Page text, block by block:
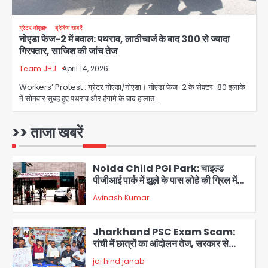
ग्रेटर नोएडा ब्रेकिंग खबरें
नोएडा फेज-2 में बवाल: पथराव, लाठीचार्ज के बाद 300 से ज्यादा
गिरफ्तार, साजिश की जांच तेज
Team JHJ April 14, 2026
Workers’ Protest : ग्रेटर नोएडा/नोएडा। नोएडा फेज-2 के सेक्टर-80 इलाके
में सोमवार सुबह हुए पथराव और हंगामे के बाद हालात…
>> ताजा खबरें
5
jai hind janab
Noida Authority: जांच के घेरे में प्लानिंग
विभाग, GM मीना भार्गव पर उठ रहे सवाल,
कार्रवाई में देरी पर भी चर्चा तेज
jai hind janab
2
Noida News: गांजा तस्कर महिला से
3
Noida Child PGI Park: चाइल्ड
पीजीआई पार्क में झूले के पास लोहे की ग्रिल में
उतरा करंट, 7 साल के बच्चे की हालत गंभीर,
बिजली विभाग पर लापरवाही का आरोप
Avinash Kumar
Jharkhand PSC Exam Scam:
रांची में छात्रों का आंदोलन तेज, सरकार से
बातचीत को तैयार, रखीं दो बड़ी शर्तें
jai hind janab